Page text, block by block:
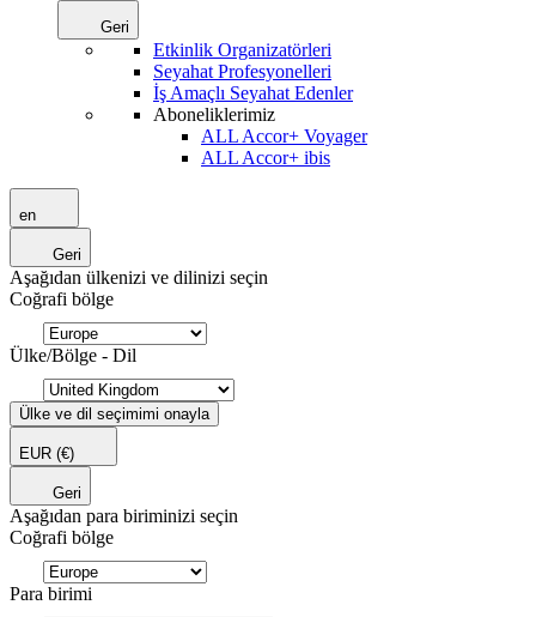
Geri
Etkinlik Organizatörleri
Seyahat Profesyonelleri
İş Amaçlı Seyahat Edenler
Aboneliklerimiz
ALL Accor+ Voyager
ALL Accor+ ibis
en
Geri
Aşağıdan ülkenizi ve dilinizi seçin
Coğrafi bölge
Ülke/Bölge - Dil
Ülke ve dil seçimimi onayla
EUR (€)
Geri
Aşağıdan para biriminizi seçin
Coğrafi bölge
Para birimi